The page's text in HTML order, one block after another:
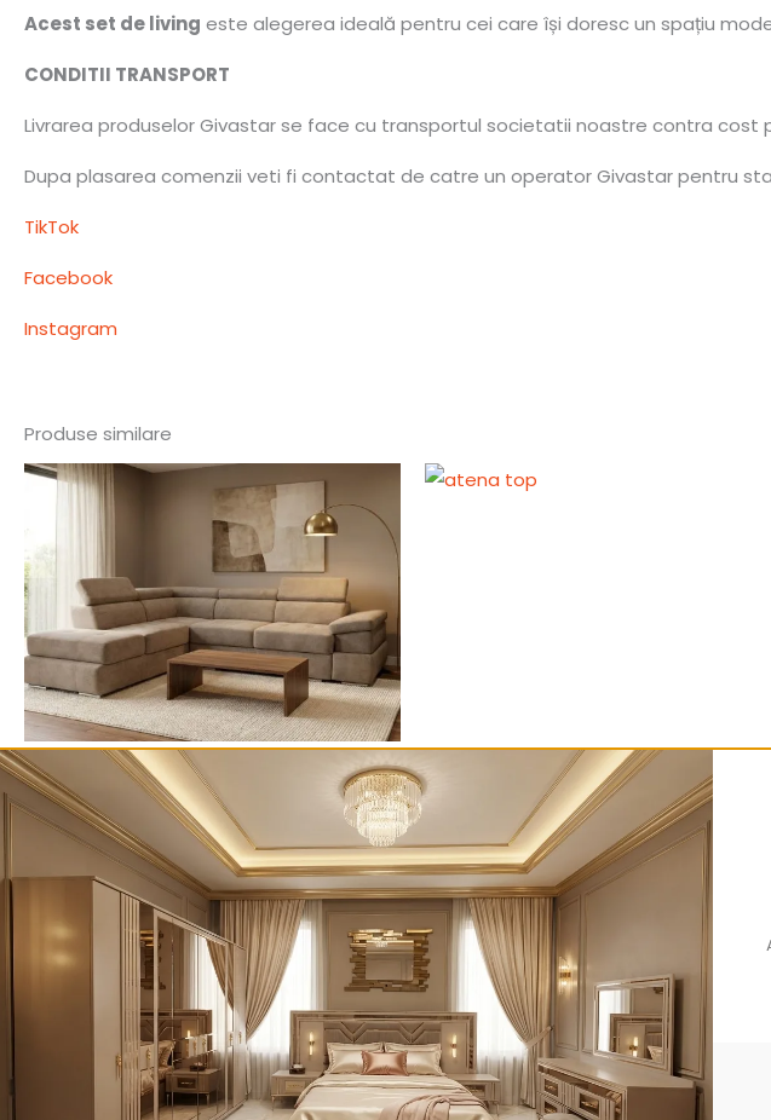
Acest set de living este alegerea ideală pentru cei care își doresc un spațiu
CONDITII TRANSPORT
Livrarea produselor Givastar se face cu transportul societatii noastre contra
Dupa plasarea comenzii veti fi contactat de catre un operator Givastar pentru
TikTok
Facebook
Instagram
Produse similare
Canapele & Colțare
COLTAR EXTENSIBIL TIVOLI 2S3
5,840.00lei
ADAUGĂ ÎN COȘ
Canapele & Colțare
CANAPEA EXTENSIBILA ATENA
lei
ADAUGĂ ÎN COȘ